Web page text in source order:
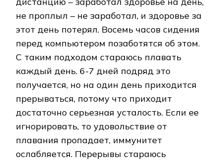
не проплыл – не заработал, и здоровье за
этот день потерял. Восемь часов сидения
перед компьютером позаботятся об этом.
С таким подходом стараюсь плавать
каждый день. 6-7 дней подряд это
получается, но на один день приходится
прерываться, потому что приходит
достаточно серьезная усталость. Если ее
игнорировать, то удовольствие от
плавания пропадает, иммунитет
ослабляется. Перерывы стараюсь